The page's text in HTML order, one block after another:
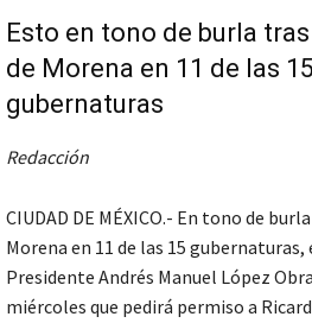
Esto en tono de burla
de Morena en 11 de las 15
gubernaturas
Redacción
CIUDAD DE MÉXICO.- En tono de
Morena en 11 de las 15 gubernaturas,
Presidente Andrés Manuel López
miércoles que pedirá permiso a